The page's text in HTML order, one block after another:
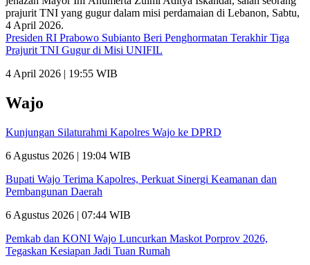
Presiden RI Prabowo Subianto Beri Penghormatan Terakhir Tiga
Prajurit TNI Gugur di Misi UNIFIL
4 April 2026 | 19:55 WIB
Wajo
Kunjungan Silaturahmi Kapolres Wajo ke DPRD
6 Agustus 2026 | 19:04 WIB
Bupati Wajo Terima Kapolres, Perkuat Sinergi Keamanan dan
Pembangunan Daerah
6 Agustus 2026 | 07:44 WIB
Pemkab dan KONI Wajo Luncurkan Maskot Porprov 2026,
Tegaskan Kesiapan Jadi Tuan Rumah